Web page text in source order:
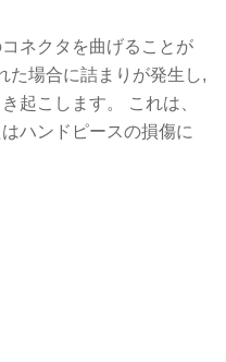
ネクタを曲げることが
た場合に詰まりが発生し,
起こします。 これは、
ハンドピースの損傷に